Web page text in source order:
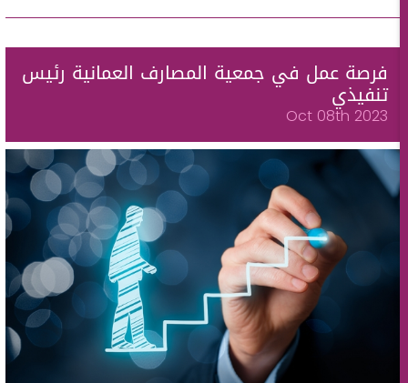
فرصة عمل في جمعية المصارف العمانية رئيس
تنفيذي
Oct 08th 2023